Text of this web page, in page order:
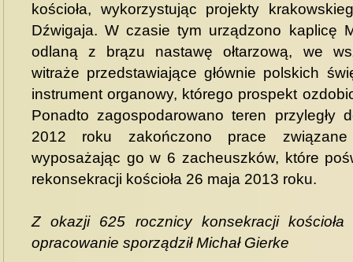
kościoła, wykorzystując projekty
Dźwigaja. W czasie tym urządzono kaplicę
odlaną z brązu nastawę ołtarzową, we
witraże przedstawiające głównie polskich
instrument organowy, którego prospekt
Ponadto zagospodarowano teren przyległy
2012 roku zakończono prace
wyposażając go w 6 zacheuszków, które
rekonsekracji kościoła 26 maja 2013 roku.
Z okazji 625 rocznicy konsekracji kościoła
opracowanie sporządził Michał Gierke